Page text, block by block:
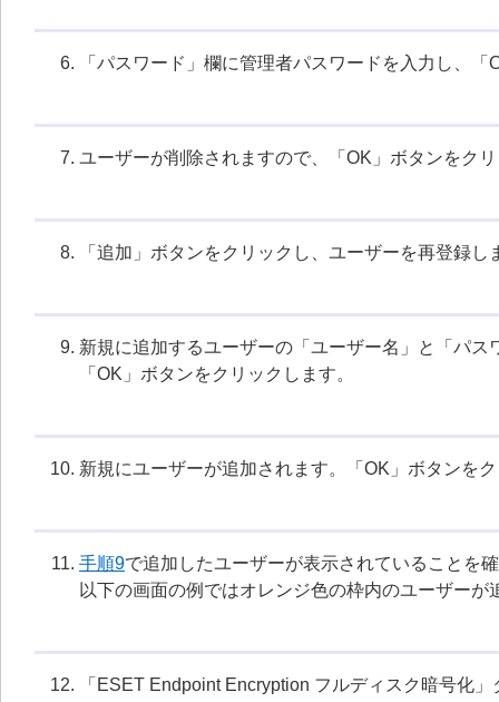
「パスワード」欄に管理者パスワードを入力し、
ユーザーが削除されますので、「OK」ボタンをク
「追加」ボタンをクリックし、ユーザーを再登録し
新規に追加するユーザーの「ユーザー名」と「パ
「OK」ボタンをクリックします。
新規にユーザーが追加されます。「OK」ボタンを
手順9で追加したユーザーが表示されていることを
以下の画面の例ではオレンジ色の枠内のユーザーが
「ESET Endpoint Encryption フルディスク暗号化